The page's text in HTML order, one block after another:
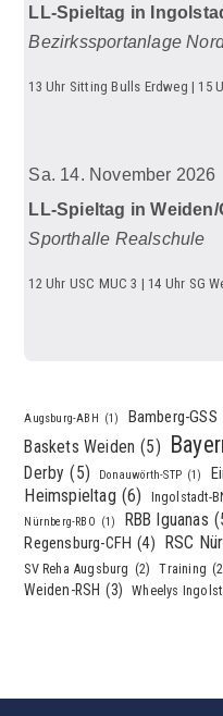
LL-Spieltag in
Bezirkssportanlage
13 Uhr Sitting Bulls Erdweg | 15
Sa. 14. November 2026
LL-Spieltag in Weiden/
Sporthalle Realschule
12 Uhr USC MUC 3 | 14 Uhr SG
Augsburg-ABH (1) Bamberg-GSS
Baskets Weiden (5)
Derby (5) Donauwörth-STP (1)
Heimspieltag (6) Ingolstadt-
Nürnberg-RBO (1) RBB Iguanas
Regensburg-CFH (4) RSC
SV Reha Augsburg (2) Training
Weiden-RSH (3) Wheelys